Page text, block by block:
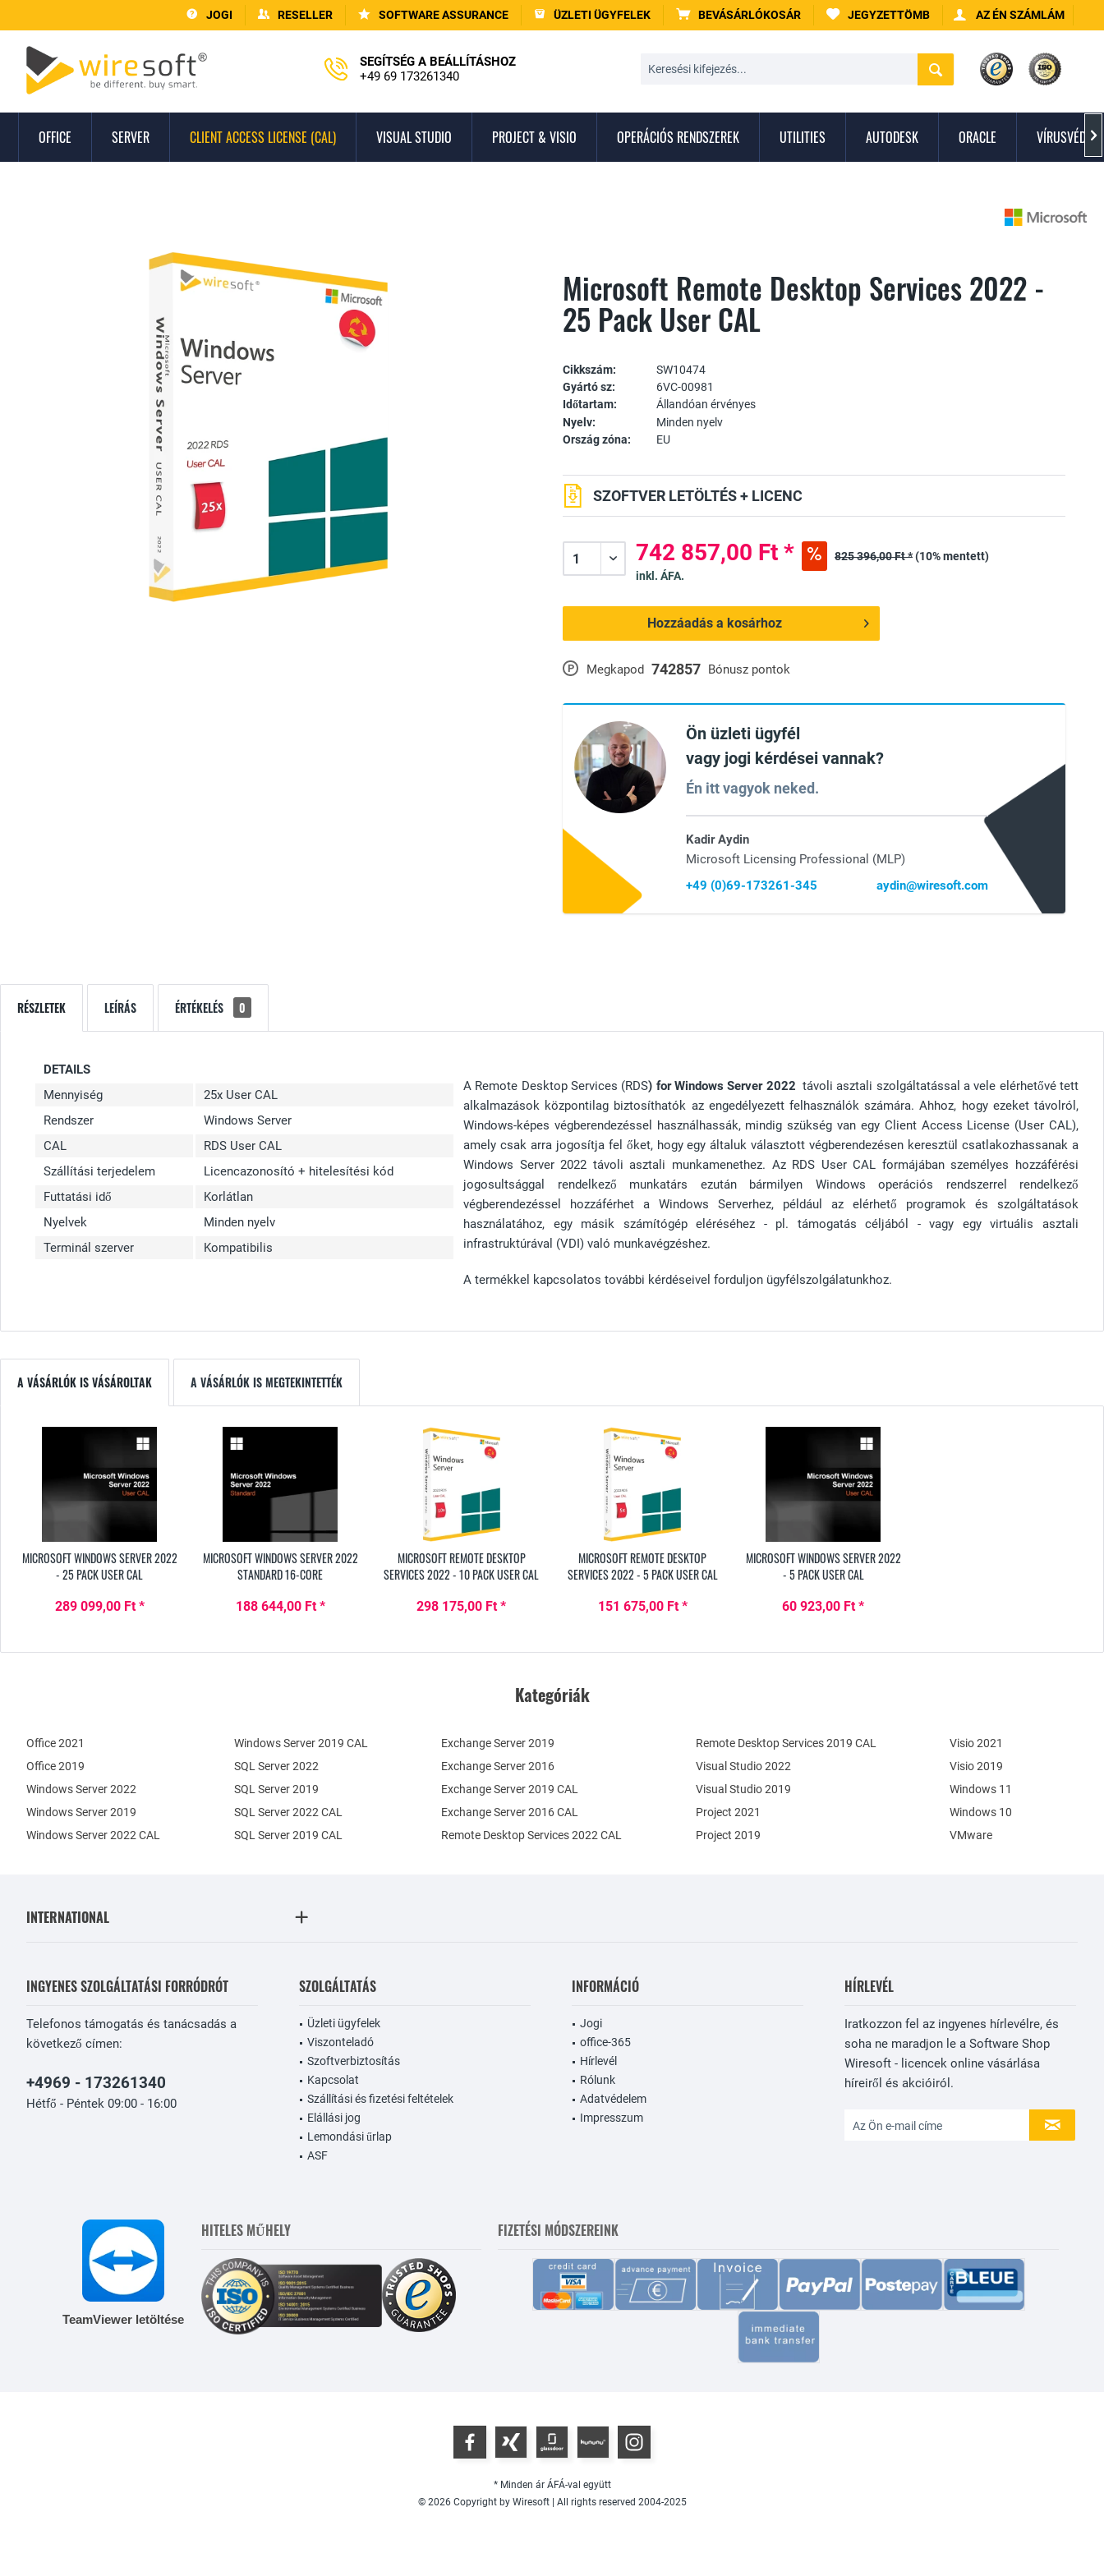
JOGI RESELLER SOFTWARE ASSURANCE ÜZLETI ÜGYFELEK BEVÁSÁRLÓKOSÁR JEGYZETTÖMB AZ ÉN SZÁMLÁM
SEGÍTSÉG A BEÁLLÍTÁSHOZ
+49 69 173261340
OFFICE SERVER CLIENT ACCESS LICENSE (CAL) VISUAL STUDIO PROJECT & VISIO OPERÁCIÓS RENDSZEREK UTILITIES AUTODESK ORACLE 
Microsoft Remote Desktop Services 2022 -
25 Pack User CAL
Cikkszám:
SW10474
Gyártó sz:
6VC-00981
Időtartam:
Állandóan érvényes
Nyelv:
Minden nyelv
Ország zóna:
EU
P Megkapod 742857 Bónusz pontok
SZOFTVER LETÖLTÉS + LICENC
742 857,00 Ft * 825 396,00 Ft *(10% mentett)
inkl. ÁFA.
Hozzáadás a kosárhoz
Ön üzleti ügyfél
vagy jogi kérdései vannak?
Én itt vagyok neked.
Kadir Aydin
Microsoft Licensing Professional (MLP)
+49 (0)69-173261-345
aydin@wiresoft.com
RÉSZLETEK LEÍRÁS ÉRTÉKELÉS 0
DETAILS
Mennyiség
25x User CAL
Rendszer
Windows Server
CAL
RDS User CAL
Szállítási terjedelem
Licencazonosító + hitelesítési kód
Futtatási idő
Korlátlan
Nyelvek
Minden nyelv
Terminál szerver
Kompatibilis
A Remote Desktop Services (RDS) for Windows Server 2022 távoli asztali szolgáltatással a vele elérhetővé tett
alkalmazások központilag biztosíthatók az engedélyezett felhasználók számára. Ahhoz, hogy ezeket távolról,
Windows-képes végberendezéssel használhassák, mindig szükség van egy Client Access License (User CAL),
amely csak arra jogosítja fel őket, hogy egy általuk választott végberendezésen keresztül csatlakozhassanak a
Windows Server 2022 távoli asztali munkamenethez. Az RDS User CAL formájában személyes hozzáférési
jogosultsággal rendelkező munkatárs ezután bármilyen Windows operációs rendszerrel rendelkező
végberendezéssel hozzáférhet a Windows Serverhez, például az elérhető programok és szolgáltatások
használatához, egy másik számítógép eléréséhez - pl. támogatás céljából - vagy egy virtuális asztali
infrastruktúrával (VDI) való munkavégzéshez.
A termékkel kapcsolatos további kérdéseivel forduljon ügyfélszolgálatunkhoz.
A VÁSÁRLÓK IS VÁSÁROLTAK A VÁSÁRLÓK IS MEGTEKINTETTÉK
MICROSOFT WINDOWS SERVER 2022
- 25 PACK USER CAL
289 099,00 Ft *
MICROSOFT WINDOWS SERVER 2022
STANDARD 16-CORE
188 644,00 Ft *
MICROSOFT REMOTE DESKTOP
SERVICES 2022 - 10 PACK USER CAL
298 175,00 Ft *
MICROSOFT REMOTE DESKTOP
SERVICES 2022 - 5 PACK USER CAL
151 675,00 Ft *
MICROSOFT WINDOWS SERVER 2022
- 5 PACK USER CAL
60 923,00 Ft *
Kategóriák
Office 2021
Office 2019
Windows Server 2022
Windows Server 2019
Exchange Server 2019
Exchange Server 2016
SQL Server 2022
SQL Server 2019
Windows Server 2022 CAL
Windows Server 2019 CAL
SQL Server 2022 CAL
SQL Server 2019 CAL
Remote Desktop Services 2022 CAL
Remote Desktop Services 2019 CAL
Exchange Server 2019 CAL
Exchange Server 2016 CAL
Visual Studio 2022
Visual Studio 2019
Project 2021
Project 2019
Visio 2021
Visio 2019
Windows 11
Windows 10
VMware
INTERNATIONAL
INGYENES SZOLGÁLTATÁSI FORRÓDRÓT
Telefonos támogatás és tanácsadás a
következő címen:
+4969 - 173261340
Hétfő - Péntek 09:00 - 16:00
SZOLGÁLTATÁS
Üzleti ügyfelek
Viszonteladó
Szoftverbiztosítás
Kapcsolat
Szállítási és fizetési feltételek
Elállási jog
Lemondási űrlap
ASF
INFORMÁCIÓ
Jogi
office-365
Hírlevél
Rólunk
Adatvédelem
Impresszum
HÍRLEVÉL
Iratkozzon fel az ingyenes hírlevélre, és
soha ne maradjon le a Software Shop
Wiresoft - licencek online vásárlása
híreiről és akcióiról.
TeamViewer letöltése
HITELES MŰHELY FIZETÉSI MÓDSZEREINK
* Minden ár ÁFÁ-val együtt
© 2026 Copyright by Wiresoft | All rights reserved 2004-2025